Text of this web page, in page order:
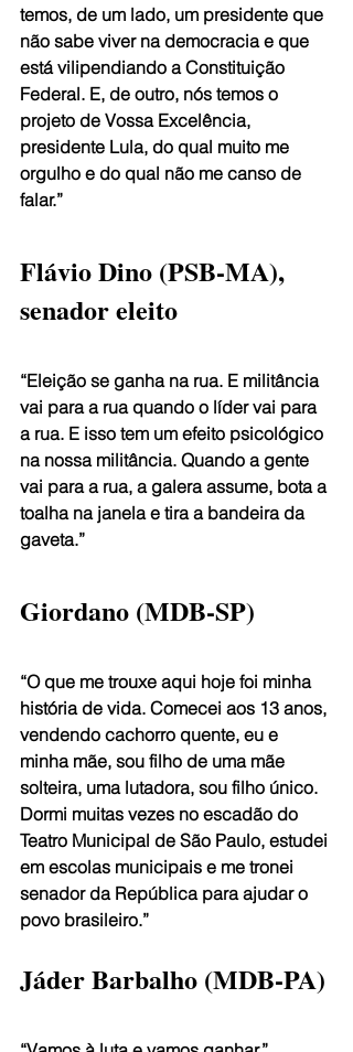
temos, de um lado, um presidente que
não sabe viver na democracia e que
está vilipendiando a Constituição
Federal. E, de outro, nós temos o
projeto de Vossa Excelência,
presidente Lula, do qual muito me
orgulho e do qual não me canso de
falar.”
Flávio Dino (PSB-MA),
senador eleito
“Eleição se ganha na rua. E militância
vai para a rua quando o líder vai para
a rua. E isso tem um efeito psicológico
na nossa militância. Quando a gente
vai para a rua, a galera assume, bota a
toalha na janela e tira a bandeira da
gaveta.”
Giordano (MDB-SP)
“O que me trouxe aqui hoje foi minha
história de vida. Comecei aos 13 anos,
vendendo cachorro quente, eu e
minha mãe, sou filho de uma mãe
solteira, uma lutadora, sou filho único.
Dormi muitas vezes no escadão do
Teatro Municipal de São Paulo, estudei
em escolas municipais e me tronei
senador da República para ajudar o
povo brasileiro.”
Jáder Barbalho (MDB-PA)